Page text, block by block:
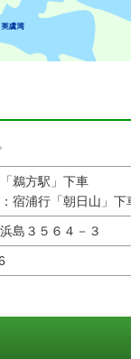
鵜方駅」下車
宿浦行「朝日山」下
島３５６４－３